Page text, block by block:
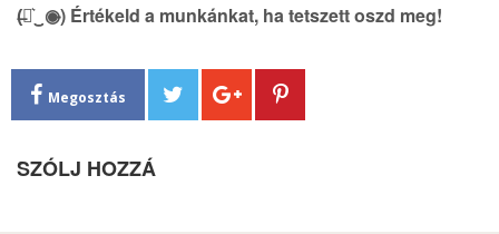
(̶◉͛‿◉̶) Értékeld a munkánkat, ha tetszett oszd meg!
Megosztás
SZÓLJ HOZZÁ